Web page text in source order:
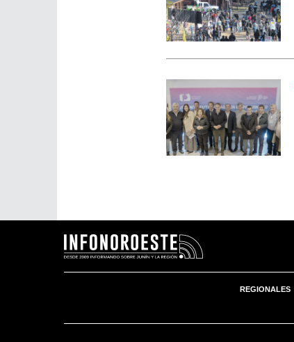
REGIONALES